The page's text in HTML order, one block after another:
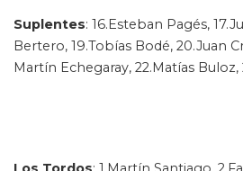
Suplentes: 16.Esteban Pagés,
Bertero, 19.Tobías Bodé, 20.Juan
Martín Echegaray, 22.Matías